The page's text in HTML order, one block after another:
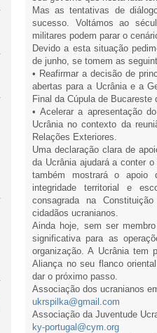
Mas as tentativas de
sucesso. Voltámos ao
militares podem parar o
Devido a esta situação
de junho, se tomem as
• Reafirmar a decisão de
abertas para a Ucrânia e a
Final da Cúpula de Bucareste
• Acelerar a apresentação
Ucrânia no contexto da
Relações Exteriores.
Uma declaração clara de
da Ucrânia ajudará a conter
também mostrará o apoio
integridade territorial e
consagrada na
cidadãos ucranianos.
Ainda hoje, sem ser
significativa para as
organização. A Ucrânia tem
Aliança no seu flanco
dar o próximo passo.
Associação dos ucranianos
ukrspilka@gmail.com
Associação da Juventude
ky-portugal@cym.org